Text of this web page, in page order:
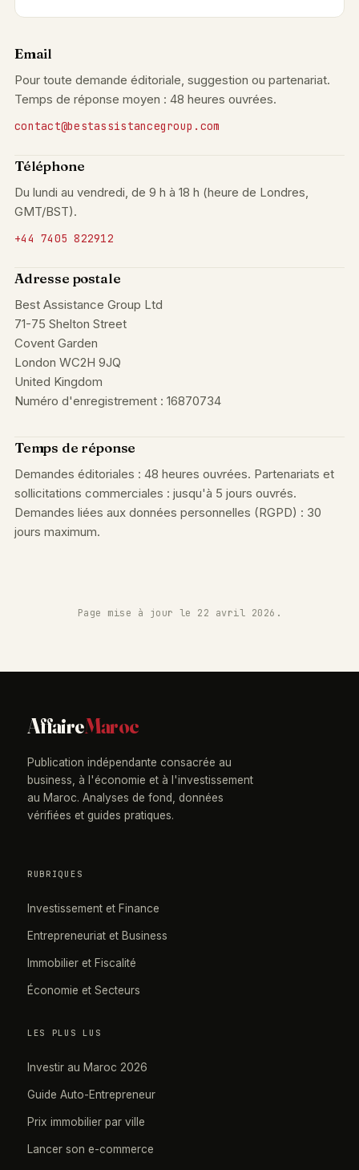
Email
Pour toute demande éditoriale, suggestion ou partenariat.
Temps de réponse moyen : 48 heures ouvrées.
contact@bestassistancegroup.com
Téléphone
Du lundi au vendredi, de 9 h à 18 h (heure de Londres,
GMT/BST).
+44 7405 822912
Adresse postale
Best Assistance Group Ltd
71-75 Shelton Street
Covent Garden
London WC2H 9JQ
United Kingdom
Numéro d'enregistrement : 16870734
Temps de réponse
Demandes éditoriales : 48 heures ouvrées. Partenariats et
sollicitations commerciales : jusqu'à 5 jours ouvrés.
Demandes liées aux données personnelles (RGPD) : 30
jours maximum.
Page mise à jour le 22 avril 2026.
AffaireMaroc
Publication indépendante consacrée au
business, à l'économie et à l'investissement
au Maroc. Analyses de fond, données
vérifiées et guides pratiques.
RUBRIQUES
Investissement et Finance
Entrepreneuriat et Business
Immobilier et Fiscalité
Économie et Secteurs
LES PLUS LUS
Investir au Maroc 2026
Guide Auto-Entrepreneur
Prix immobilier par ville
Lancer son e-commerce